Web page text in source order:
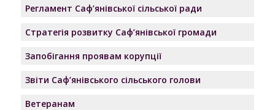
Регламент Саф’янівської сільської ради
Стратегія розвитку Саф’янівської громади
Запобігання проявам корупції
Звіти Саф’янівського сільського голови
Ветеранам